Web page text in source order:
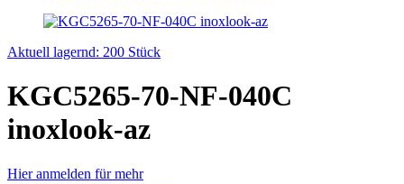
Aktuell lagernd: 200 Stück
KGC5265-70-NF-040C
inoxlook-az
Hier anmelden für mehr